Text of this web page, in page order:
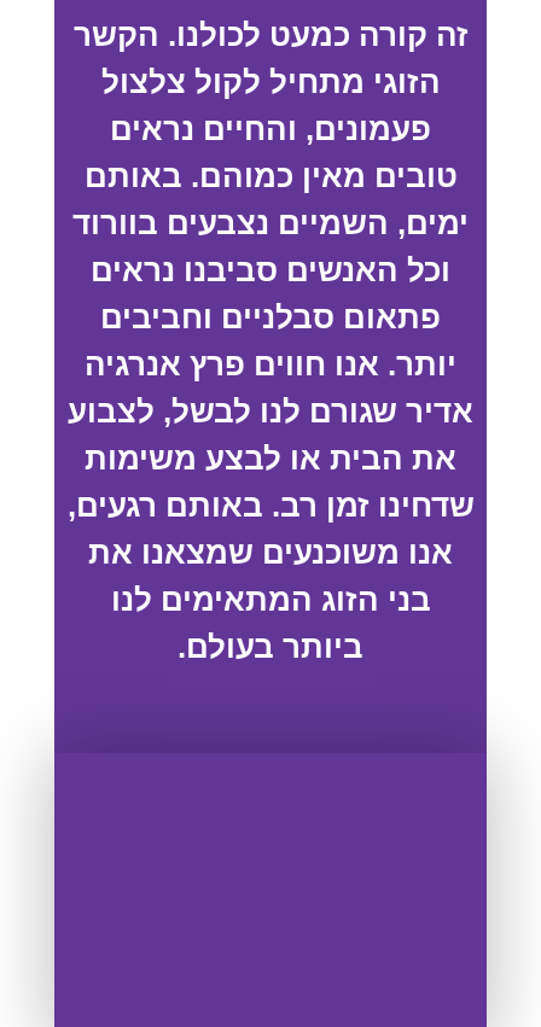
זה קורה כמעט לכולנו. הקשר
הזוגי מתחיל לקול צלצול
פעמונים, והחיים נראים
טובים מאין כמוהם. באותם
ימים, השמיים נצבעים בוורוד
וכל האנשים סביבנו נראים
פתאום סבלניים וחביבים
יותר. אנו חווים פרץ אנרגיה
אדיר שגורם לנו לבשל, לצבוע
את הבית או לבצע משימות
שדחינו זמן רב. באותם רגעים,
אנו משוכנעים שמצאנו את
בני הזוג המתאימים לנו
ביותר בעולם.